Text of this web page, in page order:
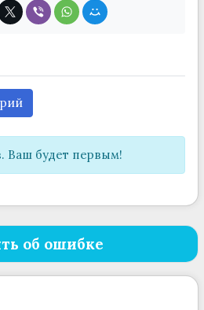
Ваш будет первым!
об ошибке